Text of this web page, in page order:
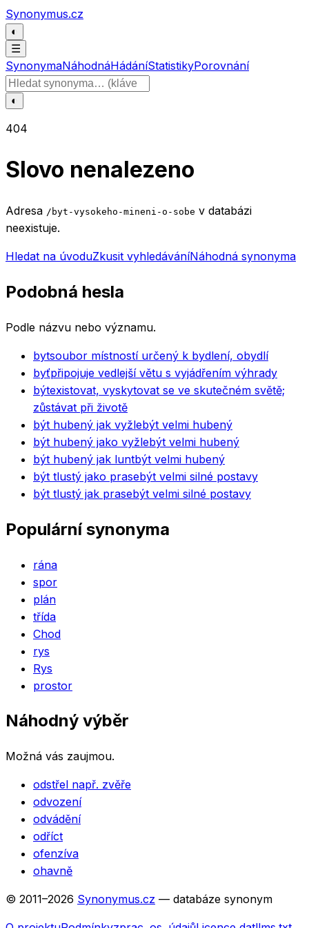
Přeskočit na obsah
Synonymus.cz
◐
☰
SynonymaNáhodnáHádáníStatistikyPorovnání
Hledat slovo
◐
404
Slovo nenalezeno
Adresa /byt-vysokeho-mineni-o-sobe v databázi
neexistuje.
Hledat na úvoduZkusit vyhledáváníNáhodná synonyma
Podobná hesla
Podle názvu nebo významu.
bytsoubor místností určený k bydlení, obydlí
byťpřipojuje vedlejší větu s vyjádřením výhrady
býtexistovat, vyskytovat se ve skutečném světě;
zůstávat při životě
být hubený jak vyžlebýt velmi hubený
být hubený jako vyžlebýt velmi hubený
být hubený jak luntbýt velmi hubený
být tlustý jako prasebýt velmi silné postavy
být tlustý jak prasebýt velmi silné postavy
Populární synonyma
rána
spor
plán
třída
Chod
rys
Rys
prostor
Náhodný výběr
Možná vás zaujmou.
odstřel např. zvěře
odvození
odvádění
odříct
ofenzíva
ohavně
© 2011–2026 Synonymus.cz — databáze synonym